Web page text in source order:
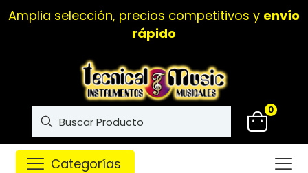
Amplia selección, precios competitivos y envío
rápido
0
Categorías